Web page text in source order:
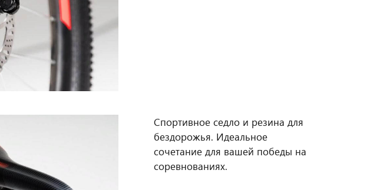
Спортивное седло и резина для
бездорожья. Идеальное
сочетание для вашей победы на
соревнованиях.